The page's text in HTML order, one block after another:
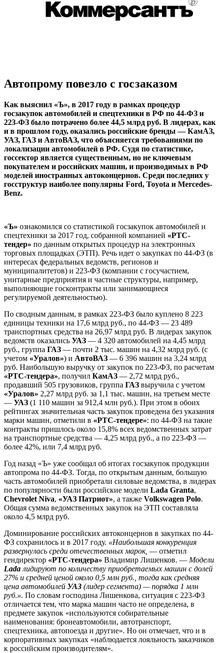
Автопрому повезло с госзаказом
Как выяснил «Ъ», в 2017 году в рамках процедур
госзакупок автомобилей и спецтехники в РФ по 44-ФЗ и
223-ФЗ было потрачено более 44,5 млрд руб. В лидерах, как
и в прошлом году, оказались российские бренды — КамАЗ,
УАЗ, ГАЗ и АвтоВАЗ, что объясняется требованиями по
локализации автомобилей в РФ. Судя по статистике,
госсектор является существенным, но не ключевым
покупателем и российских машин, и производимых в РФ
моделей иностранных автоконцернов. Среди последних у
госструктур наиболее популярны Ford, Toyota и Mercedes-
Benz.
«Ъ» ознакомился со статистикой госзакупок автомобилей и
спецтехники за 2017 год, собранной компанией «РТС-
тендер» по данным открытых процедур на электронных
торговых площадках (ЭТП). Речь идет о закупках по 44-ФЗ (в
интересах федеральных ведомств, регионов и
муниципалитетов) и 223-ФЗ (компании с госучастием,
унитарные предприятия и частные структуры, например,
выполняющие госконтракты или занимающиеся
регулируемой деятельностью).
По сводным данным, в рамках 223-ФЗ было куплено 8 223
единицы техники на 17,6 млрд руб., по 44-ФЗ — 23 489
транспортных средства на 26,97 млрд руб. В лидерах закупок
ведомств оказались УАЗ — 4 320 автомобилей на 4,45 млрд
руб., группа ГАЗ — почти 2 тыс. машин на 4,32 млрд руб. (с
учетом «Уралов») и АвтоВАЗ — 6 396 машин на 3,24 млрд
руб. Наибольшую выручку от закупок по 223-ФЗ, по расчетам
«РТС-тендера», получил КамАЗ — 2,72 млрд руб.,
продавший 505 грузовиков, группа ГАЗ выручила с учетом
«Уралов» 2,27 млрд руб. за 1,1 тыс. машин, на третьем месте
— УАЗ (1 110 машин за 912,4 млн руб.). При этом в обоих
рейтингах значительная часть закупок проведена без указания
марки машин, отметили в «РТС-тендере»: по 44-ФЗ на такие
контракты пришлось около 15,8% всех ведомственных затрат
на транспортные средства — 4,25 млрд руб., а по 223-ФЗ —
более 42%, или 7,4 млрд руб.
Год назад «Ъ» уже сообщал об итогах госзакупок продукции
автопрома по 44-ФЗ. Тогда, по открытым данным, большую
часть автомобилей приобретали силовые ведомства, в лидерах
по популярности были российские модели Lada Granta,
Chevrolet Niva, «УАЗ Патриот», а также Volkswagen Polo.
Общая сумма ведомственных закупок на ЭТП составляла
около 4,5 млрд руб.
Доминирование российских автоконцернов в закупках по 44-
ФЗ сохранилось и в 2017 году. «Наибольшая конкуренция
развернулась среди отечественных марок, — отметил
гендиректор «РТС-тендера» Владимир Лишенков. — Модели
Lada лидируют по количеству приобретаемых машин с долей
27% и средней ценой около 0,5 млн руб., тогда как средняя
цена автомобилей УАЗ (лидер сегмента) — порядка 1 млн
руб.». По словам господина Лишенкова, ситуация с 223-ФЗ
отличается тем, что марка машин часто не определена, в
предмете закупок «используются собирательные
наименования: бронеавтомобили, автотранспорт,
спецтехника, автопоезда и другие». Но он отмечает, что и в
корпоративных закупках «наблюдается лояльность заказчиков
к российским производителям».